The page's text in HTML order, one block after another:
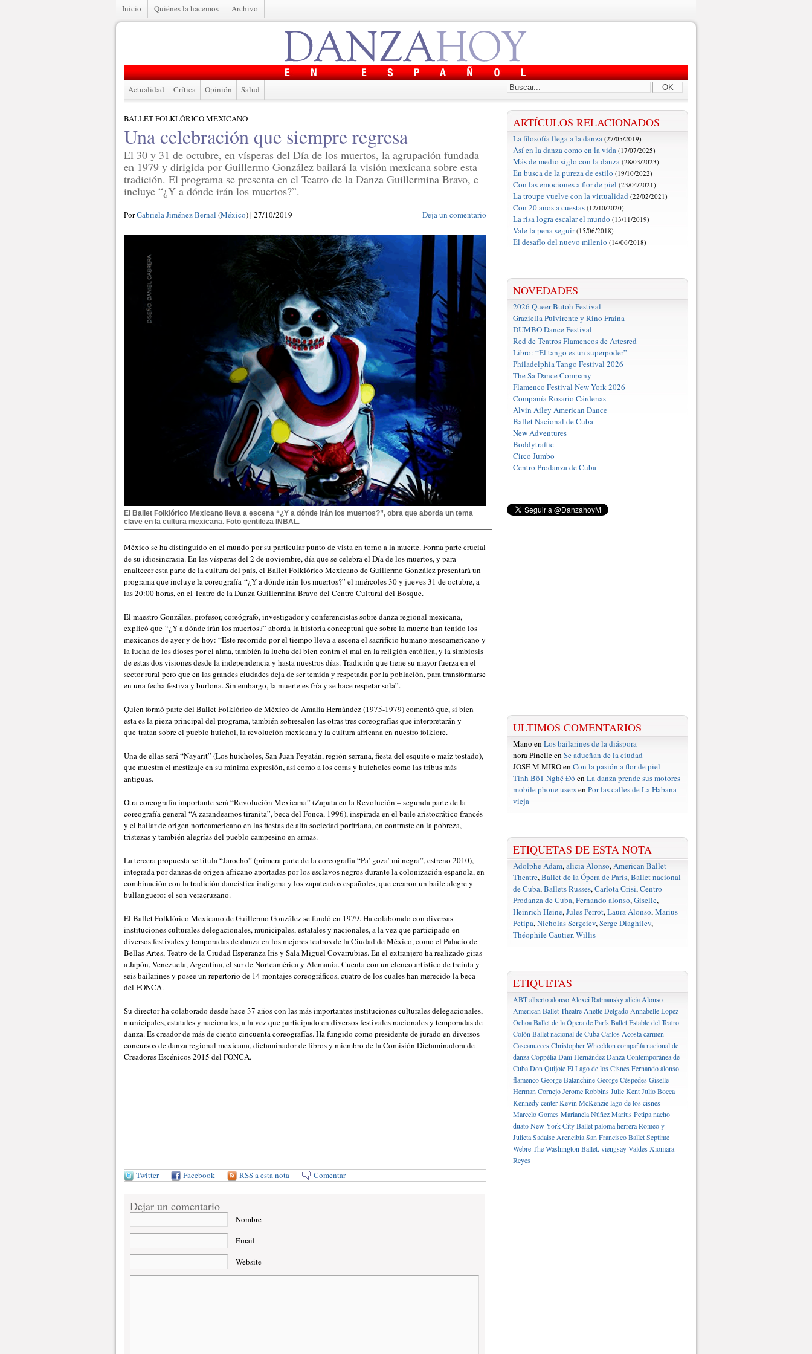
Inicio Quiénes la hacemos Archivo
OK
Actualidad Crítica Opinión Salud
BALLET FOLKLÓRICO MEXICANO
Una celebración que siempre regresa
El 30 y 31 de octubre, en vísperas del Día de los muertos, la agrupación fundada
en 1979 y dirigida por Guillermo González bailará la visión mexicana sobre esta
tradición. El programa se presenta en el Teatro de la Danza Guillermina Bravo, e
incluye “¿Y a dónde irán los muertos?”.
Deja un comentario
PorGabriela Jiménez Bernal (México) | 27/10/2019
El Ballet Folklórico Mexicano lleva a escena “¿Y a dónde irán los muertos?”, obra que aborda un tema
clave en la cultura mexicana. Foto gentileza INBAL.
México se ha distinguido en el mundo por su particular punto de vista en torno a la muerte. Forma parte crucial
de su idiosincrasia. En las vísperas del 2 de noviembre, día que se celebra el Día de los muertos, y para
enaltecer esta parte de la cultura del país, el Ballet Folklórico Mexicano de Guillermo González presentará un
programa que incluye la coreografía “¿Y a dónde irán los muertos?” el miércoles 30 y jueves 31 de octubre, a
las 20:00 horas, en el Teatro de la Danza Guillermina Bravo del Centro Cultural del Bosque.
El maestro González, profesor, coreógrafo, investigador y conferencistas sobre danza regional mexicana,
explicó que “¿Y a dónde irán los muertos?” aborda la historia conceptual que sobre la muerte han tenido los
mexicanos de ayer y de hoy: “Este recorrido por el tiempo lleva a escena el sacrificio humano mesoamericano y
la lucha de los dioses por el alma, también la lucha del bien contra el mal en la religión católica, y la simbiosis
de estas dos visiones desde la independencia y hasta nuestros días. Tradición que tiene su mayor fuerza en el
sector rural pero que en las grandes ciudades deja de ser temida y respetada por la población, para transformarse
en una fecha festiva y burlona. Sin embargo, la muerte es fría y se hace respetar sola”.
Quien formó parte del Ballet Folklórico de México de Amalia Hernández (1975-1979) comentó que, si bien
esta es la pieza principal del programa, también sobresalen las otras tres coreografías que interpretarán y
que tratan sobre el pueblo huichol, la revolución mexicana y la cultura africana en nuestro folklore.
Una de ellas será “Nayarit” (Los huicholes, San Juan Peyatán, región serrana, fiesta del esquite o maíz tostado),
que muestra el mestizaje en su mínima expresión, así como a los coras y huicholes como las tribus más
antiguas.
Otra coreografía importante será “Revolución Mexicana” (Zapata en la Revolución – segunda parte de la
coreografía general “A zarandearnos tiranita”, beca del Fonca, 1996), inspirada en el baile aristocrático francés
y el bailar de origen norteamericano en las fiestas de alta sociedad porfiriana, en contraste en la pobreza,
tristezas y también alegrías del pueblo campesino en armas.
La tercera propuesta se titula “Jarocho” (primera parte de la coreografía “Pa’ goza’ mi negra”, estreno 2010),
integrada por danzas de origen africano aportadas por los esclavos negros durante la colonización española, en
combinación con la tradición dancística indígena y los zapateados españoles, que crearon un baile alegre y
bullanguero: el son veracruzano.
El Ballet Folklórico Mexicano de Guillermo González se fundó en 1979. Ha colaborado con diversas
instituciones culturales delegacionales, municipales, estatales y nacionales, a la vez que participado en
diversos festivales y temporadas de danza en los mejores teatros de la Ciudad de México, como el Palacio de
Bellas Artes, Teatro de la Ciudad Esperanza Iris y Sala Miguel Covarrubias. En el extranjero ha realizado giras
a Japón, Venezuela, Argentina, el sur de Norteamérica y Alemania. Cuenta con un elenco artístico de treinta y
seis bailarines y posee un repertorio de 14 montajes coreográficos, cuatro de los cuales han merecido la beca
del FONCA.
Su director ha colaborado desde hace 37 años con las más importantes instituciones culturales delegacionales,
municipales, estatales y nacionales, a la vez que participado en diversos festivales nacionales y temporadas de
danza. Es creador de más de ciento cincuenta coreografías. Ha fungido como presidente de jurado en diversos
concursos de danza regional mexicana, dictaminador de libros y miembro de la Comisión Dictaminadora de
Creadores Escénicos 2015 del FONCA.
Twitter Facebook RSS a esta nota Comentar
Dejar un comentario
Nombre
Email
Website
ARTÍCULOS RELACIONADOS
La filosofía llega a la danza (27/05/2019)
Así en la danza como en la vida (17/07/2025)
Más de medio siglo con la danza (28/03/2023)
En busca de la pureza de estilo (19/10/2022)
Con las emociones a flor de piel (23/04/2021)
La troupe vuelve con la virtualidad (22/02/2021)
Con 20 años a cuestas (12/10/2020)
La risa logra escalar el mundo (13/11/2019)
Vale la pena seguir(15/06/2018)
El desafío del nuevo milenio (14/06/2018)
NOVEDADES
2026 Queer Butoh Festival
Graziella Pulvirente y Rino Fraina
DUMBO Dance Festival
Red de Teatros Flamencos de Artesred
Libro: “El tango es un superpoder”
Philadelphia Tango Festival 2026
The Sa Dance Company
Flamenco Festival New York 2026
Compañía Rosario Cárdenas
Alvin Ailey American Dance
Ballet Nacional de Cuba
New Adventures
Boddytraffic
Circo Jumbo
Centro Prodanza de Cuba
ULTIMOS COMENTARIOS
Mano en Los bailarines de la diáspora
nora Pinelle en Se adueñan de la ciudad
JOSE M MIRO en Con la pasión a flor de piel
Tinh BộT Nghệ Đỏ en La danza prende sus motores
mobile phone usersen Por las calles de La Habana
vieja
ETIQUETAS DE ESTA NOTA
Adolphe Adam,alicia Alonso,American Ballet
Theatre,Ballet de la Ópera de París,Ballet nacional
de Cuba,Ballets Russes,Carlota Grisi,Centro
Prodanza de Cuba,Fernando alonso,Giselle,
Heinrich Heine,Jules Perrot,Laura Alonso,Marius
Petipa,Nicholas Sergeiev,Serge Diaghilev,
Théophile Gautier,Willis
ETIQUETAS
ABTalberto alonso Alexei Ratmanskyalicia Alonso
American Ballet Theatre Anette Delgado Annabelle Lopez
OchoaBallet de la Ópera de ParísBallet Estable del Teatro
Colón Ballet nacional de CubaCarlos Acostacarmen
CascanuecesChristopher Wheeldon compañía nacional de
danzaCoppéliaDani HernándezDanza Contemporánea de
CubaDon QuijoteEl Lago de los CisnesFernando alonso
flamencoGeorge BalanchineGeorge CéspedesGiselle
Herman CornejoJerome RobbinsJulie KentJulio Bocca
Kennedy centerKevin McKenzielago de los cisnes
Marcelo GomesMarianela NúñezMarius Petipanacho
duatoNew York City Balletpaloma herreraRomeo y
JulietaSadaise ArencibiaSan Francisco BalletSeptime
WebreThe Washington Ballet. viengsay ValdesXiomara
Reyes